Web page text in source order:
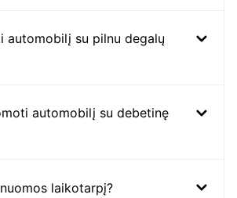
automobilį su pilnu degalų
automobilį su debetinę
laikotarpį?